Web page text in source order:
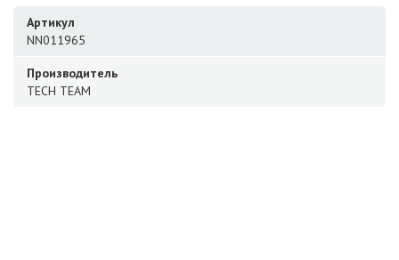
Артикул
NN011965
Производитель
TECH TEAM